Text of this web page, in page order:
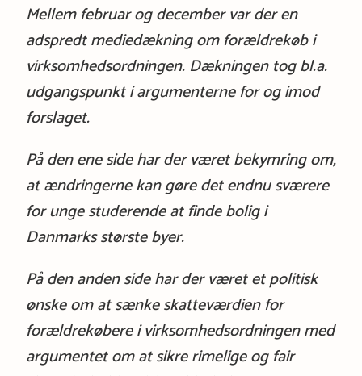
Mellem februar og december var der en
adspredt mediedækning om forældrekøb i
virksomhedsordningen. Dækningen tog bl.a.
udgangspunkt i argumenterne for og imod
forslaget.
På den ene side har der været bekymring om,
at ændringerne kan gøre det endnu sværere
for unge studerende at finde bolig i
Danmarks største byer.
På den anden side har der været et politisk
ønske om at sænke skatteværdien for
forældrekøbere i virksomhedsordningen med
argumentet om at sikre rimelige og fair